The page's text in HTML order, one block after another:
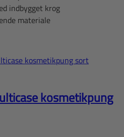
indbygget krog
materiale
kosmetikpung